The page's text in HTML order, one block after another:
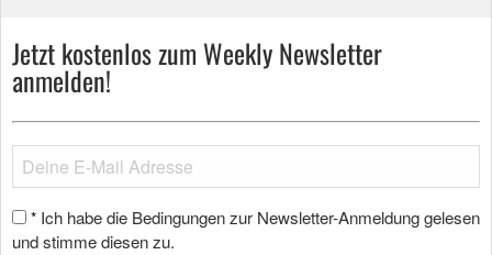
Jetzt kostenlos zum Weekly Newsletter
anmelden!
* Ich habe die Bedingungen zur Newsletter-Anmeldung gelesen
und stimme diesen zu.